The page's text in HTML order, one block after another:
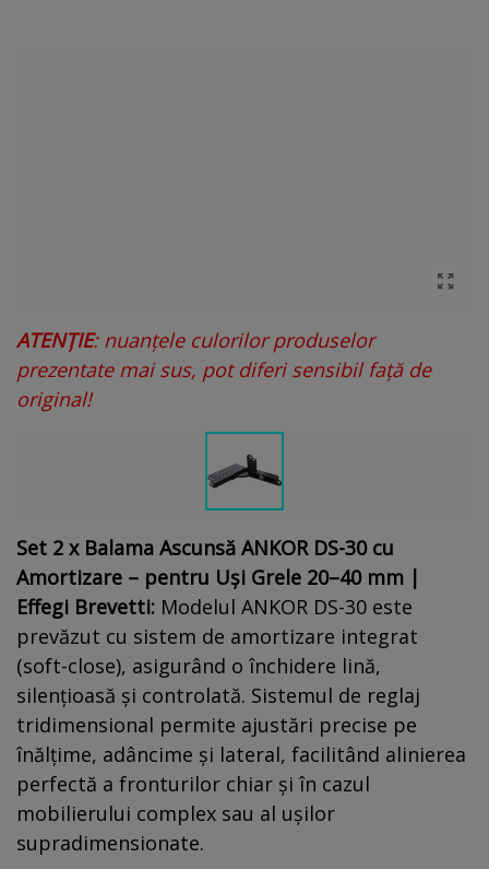
ATENȚIE: nuanțele culorilor produselor
prezentate mai sus, pot diferi sensibil față de
original!
Set 2 x Balama Ascunsă ANKOR DS-30 cu
Amortizare – pentru Uși Grele 20–40 mm |
Effegi Brevetti: Modelul ANKOR DS-30 este
prevăzut cu sistem de amortizare integrat
(soft-close), asigurând o închidere lină,
silențioasă și controlată. Sistemul de reglaj
tridimensional permite ajustări precise pe
înălțime, adâncime și lateral, facilitând alinierea
perfectă a fronturilor chiar și în cazul
mobilierului complex sau al ușilor
supradimensionate.